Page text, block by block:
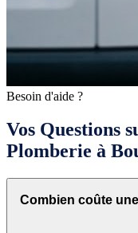
Besoin d'aide ?
Vos Questions
Plomberie à
Combien coûte